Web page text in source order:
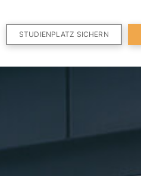
STUDIENPLATZ SICHERN